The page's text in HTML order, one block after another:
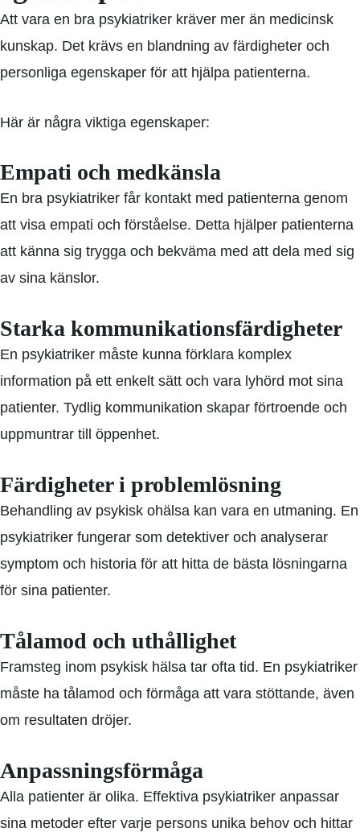
Att vara en bra psykiatriker kräver mer än medicinsk
kunskap. Det krävs en blandning av färdigheter och
personliga egenskaper för att hjälpa patienterna.
Här är några viktiga egenskaper:
Empati och medkänsla
En bra psykiatriker får kontakt med patienterna genom
att visa empati och förståelse. Detta hjälper patienterna
att känna sig trygga och bekväma med att dela med sig
av sina känslor.
Starka kommunikationsfärdigheter
En psykiatriker måste kunna förklara komplex
information på ett enkelt sätt och vara lyhörd mot sina
patienter. Tydlig kommunikation skapar förtroende och
uppmuntrar till öppenhet.
Färdigheter i problemlösning
Behandling av psykisk ohälsa kan vara en utmaning. En
psykiatriker fungerar som detektiver och analyserar
symptom och historia för att hitta de bästa lösningarna
för sina patienter.
Tålamod och uthållighet
Framsteg inom psykisk hälsa tar ofta tid. En psykiatriker
måste ha tålamod och förmåga att vara stöttande, även
om resultaten dröjer.
Anpassningsförmåga
Alla patienter är olika. Effektiva psykiatriker anpassar
sina metoder efter varje persons unika behov och hittar